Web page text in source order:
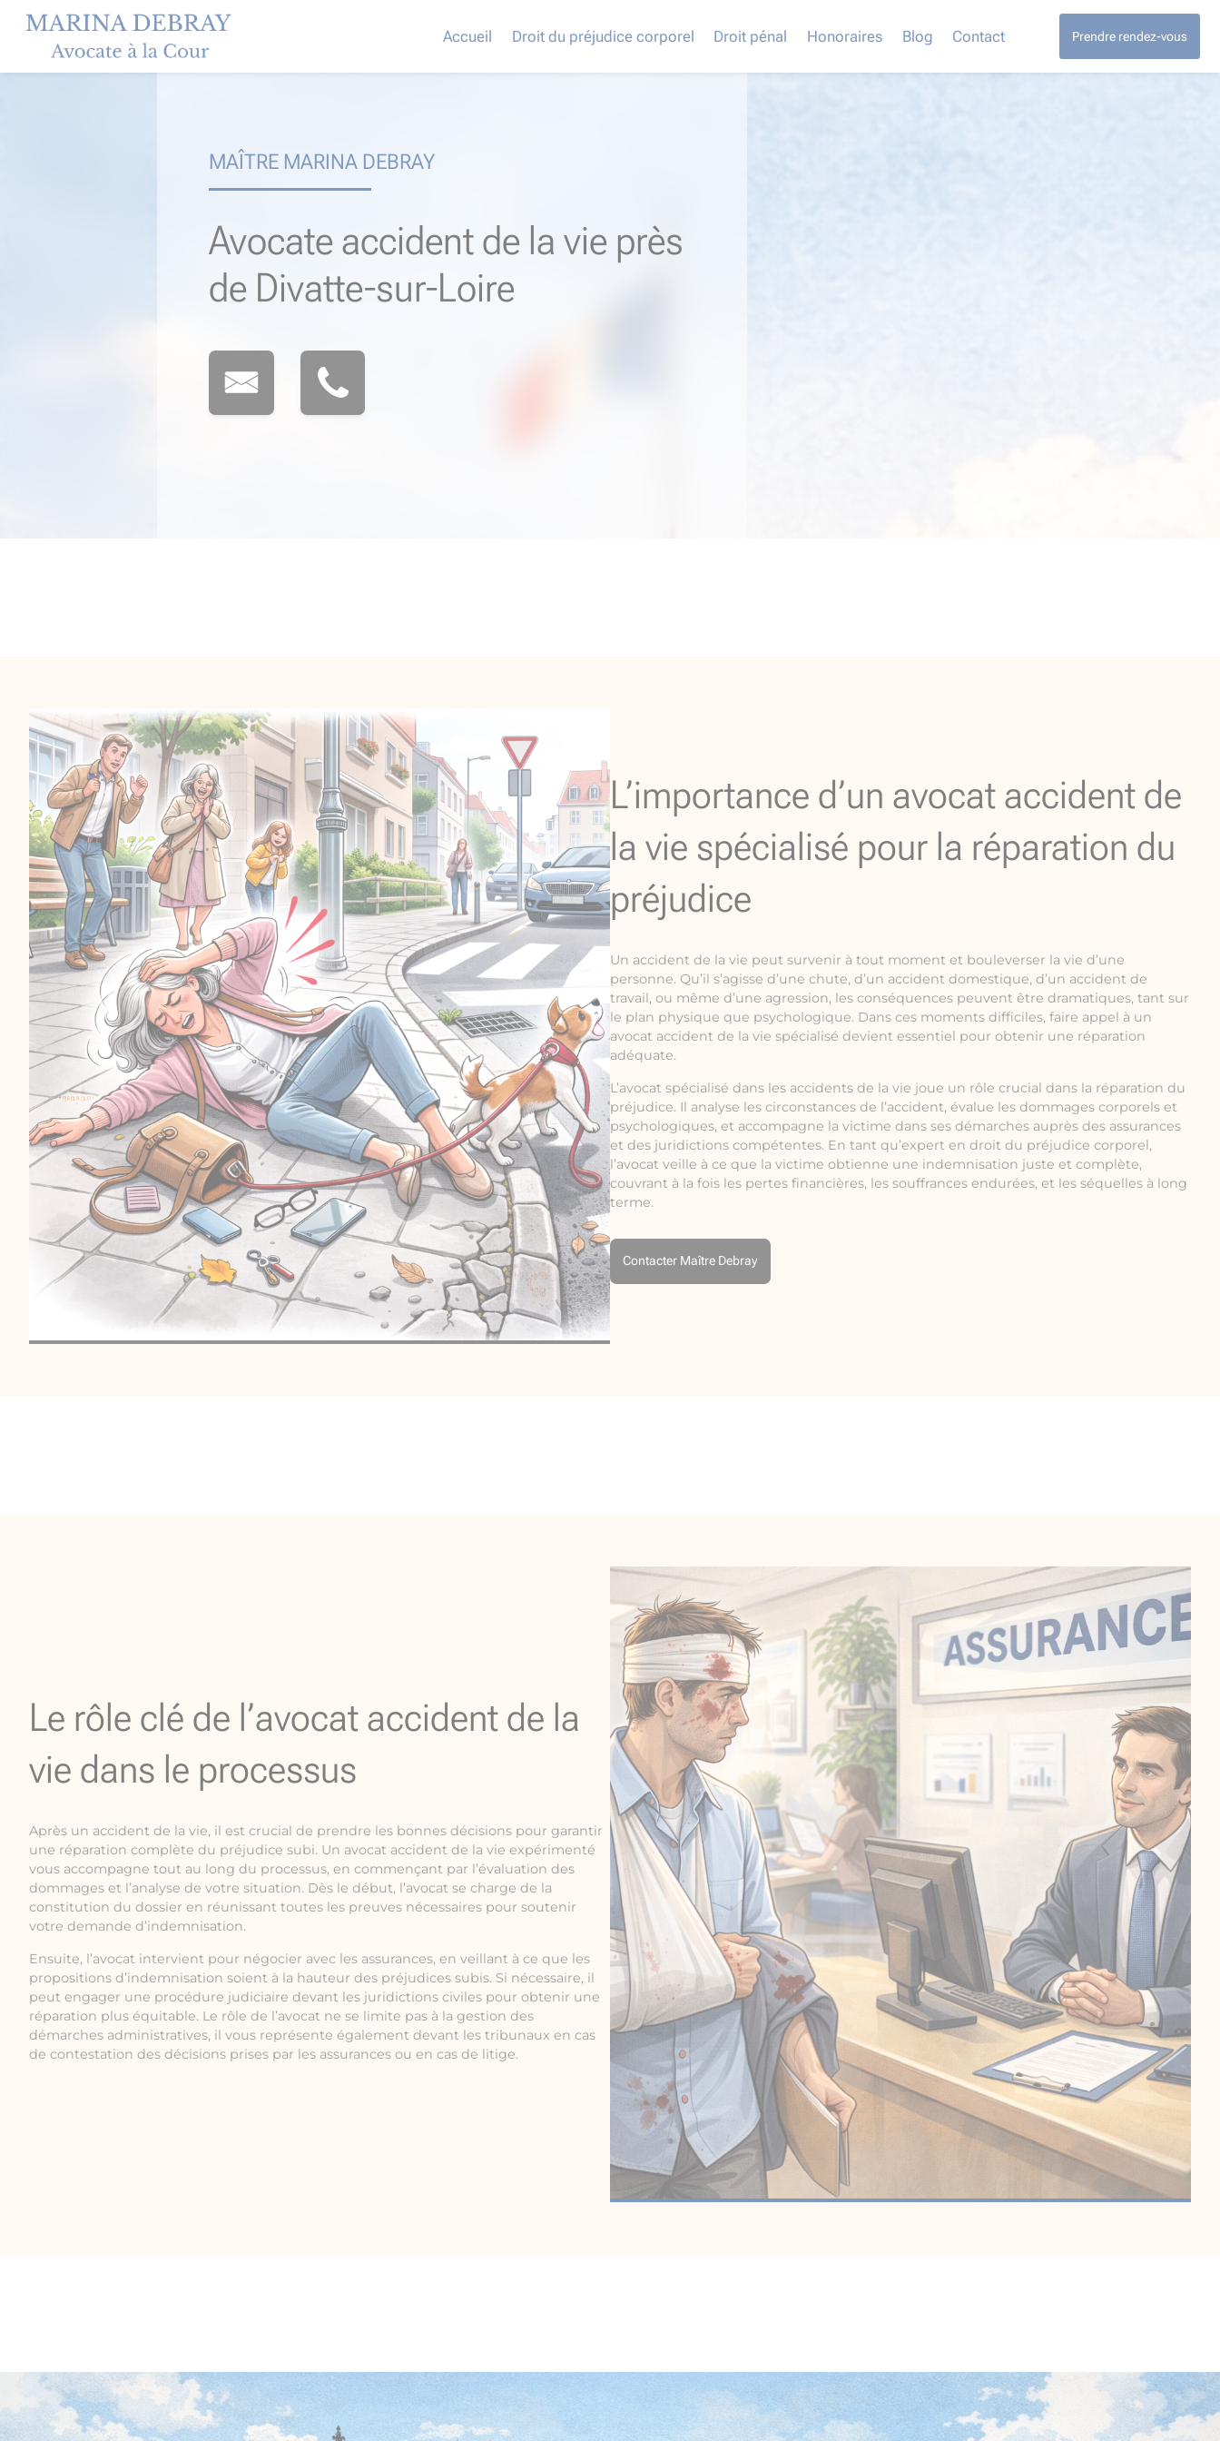
Accueil Droit du préjudice corporel Droit pénal Honoraires Blog Contact Prendre rendez-vous
MAÎTRE MARINA DEBRAY
Avocate accident de la vie près
de Divatte-sur-Loire
L’importance d’un avocat accident de
la vie spécialisé pour la réparation du
préjudice
Un accident de la vie peut survenir à tout moment et bouleverser la vie d’une
personne. Qu’il s’agisse d’une chute, d’un accident domestique, d’un accident de
travail, ou même d’une agression, les conséquences peuvent être dramatiques, tant sur
le plan physique que psychologique. Dans ces moments difficiles, faire appel à un
avocat accident de la vie spécialisé devient essentiel pour obtenir une réparation
adéquate.
L’avocat spécialisé dans les accidents de la vie joue un rôle crucial dans la réparation du
préjudice. Il analyse les circonstances de l’accident, évalue les dommages corporels et
psychologiques, et accompagne la victime dans ses démarches auprès des assurances
et des juridictions compétentes. En tant qu’expert en droit du préjudice corporel,
l’avocat veille à ce que la victime obtienne une indemnisation juste et complète,
couvrant à la fois les pertes financières, les souffrances endurées, et les séquelles à long
terme.
Contacter Maître Debray
Le rôle clé de l’avocat accident de la
vie dans le processus
Après un accident de la vie, il est crucial de prendre les bonnes décisions pour garantir
une réparation complète du préjudice subi. Un avocat accident de la vie expérimenté
vous accompagne tout au long du processus, en commençant par l’évaluation des
dommages et l’analyse de votre situation. Dès le début, l’avocat se charge de la
constitution du dossier en réunissant toutes les preuves nécessaires pour soutenir
votre demande d’indemnisation.
Ensuite, l’avocat intervient pour négocier avec les assurances, en veillant à ce que les
propositions d’indemnisation soient à la hauteur des préjudices subis. Si nécessaire, il
peut engager une procédure judiciaire devant les juridictions civiles pour obtenir une
réparation plus équitable. Le rôle de l’avocat ne se limite pas à la gestion des
démarches administratives, il vous représente également devant les tribunaux en cas
de contestation des décisions prises par les assurances ou en cas de litige.